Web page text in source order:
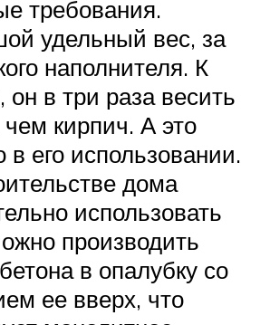
требования.
удельный вес, за
наполнителя. К
он в три раза весить
кирпич. А это
в его использовании.
дома
использовать
производить
в опалубку со
ее вверх, что